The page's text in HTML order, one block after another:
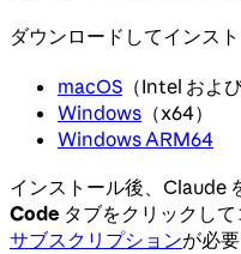
ダウンロードしてインスト
macOS （Intel およ
Windows （x64）
Windows ARM64
インストール後、Claude
Code タブをクリックして
サブスクリプションが必要